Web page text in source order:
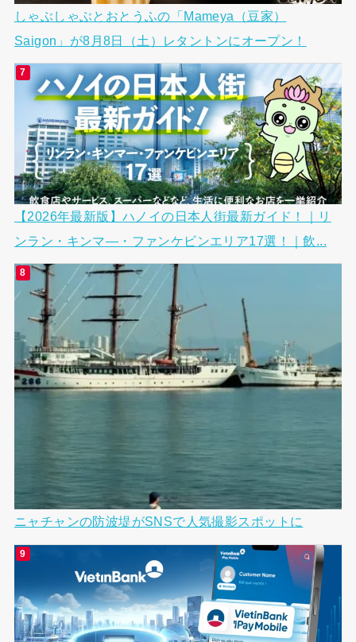
しゃぶしゃぶとおとうふの「Mameya（豆家）
Saigon」が8月8日（土）レタントンにオープン！
【2026年最新版】ハノイの日本人街最新ガイド！｜リ
ンラン・キンマ―・ファンケビンエリア17選！｜飲...
ニャチャンの防波堤がSNSで人気撮影スポットに